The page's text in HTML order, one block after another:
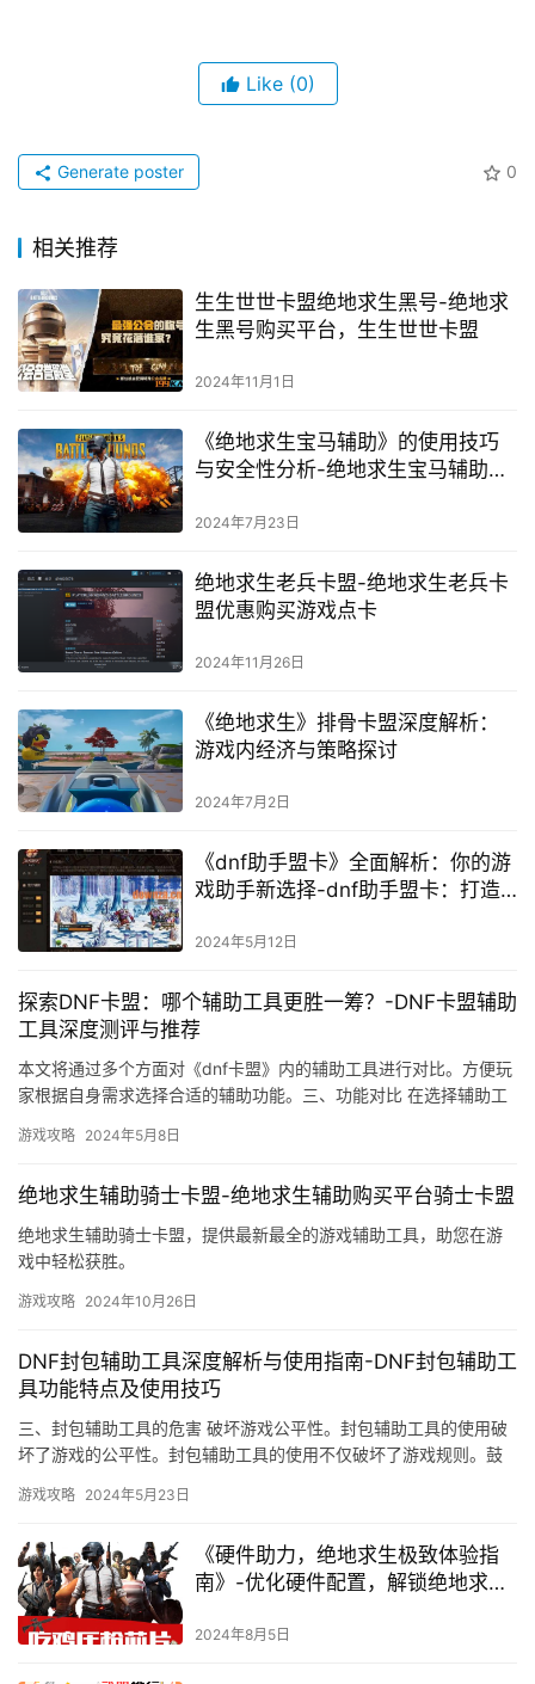
Like (0)
0
Generate poster
相关推荐
生生世世卡盟绝地求生黑号-绝地求
生黑号购买平台，生生世世卡盟
2024年11月1日
《绝地求生宝马辅助》的使用技巧
与安全性分析-绝地求生宝马辅助工
2024年7月23日
绝地求生老兵卡盟-绝地求生老兵卡
盟优惠购买游戏点卡
2024年11月26日
《绝地求生》排骨卡盟深度解析：
游戏内经济与策略探讨
2024年7月2日
《dnf助手盟卡》全面解析：你的游
戏助手新选择-dnf助手盟卡：打造
2024年5月12日
探索DNF卡盟：哪个辅助工具更胜一筹？-DNF卡盟辅助
工具深度测评与推荐
本文将通过多个方面对《dnf卡盟》内的辅助工具进行对比。方便玩
家根据自身需求选择合适的辅助功能。三、功能对比 在选择辅助工
游戏攻略 2024年5月8日
绝地求生辅助骑士卡盟-绝地求生辅助购买平台骑士卡盟
绝地求生辅助骑士卡盟，提供最新最全的游戏辅助工具，助您在游
戏中轻松获胜。
游戏攻略 2024年10月26日
DNF封包辅助工具深度解析与使用指南-DNF封包辅助工
具功能特点及使用技巧
三、封包辅助工具的危害 破坏游戏公平性。封包辅助工具的使用破
坏了游戏的公平性。封包辅助工具的使用不仅破坏了游戏规则。鼓
游戏攻略 2024年5月23日
《硬件助力，绝地求生极致体验指
南》-优化硬件配置，解锁绝地求生
2024年8月5日